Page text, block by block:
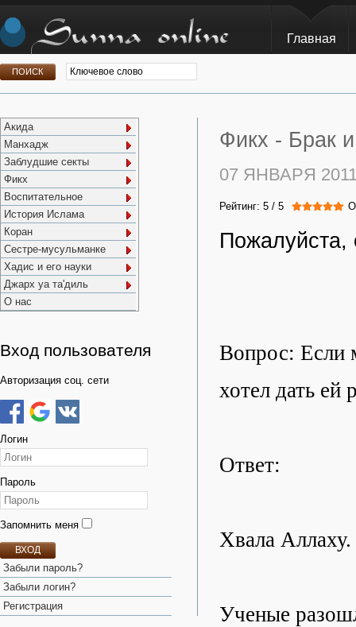
Главная
Акида
Манхадж
Заблудшие секты
Фикх
Воспитательное
История Ислама
Коран
Сестре-мусульманке
Хадис и его науки
Джарх уа та'диль
О нас
Вход пользователя
Авторизация соц. сети
Логин
Пароль
Запомнить меня
ВХОД
Забыли пароль?
Забыли логин?
Регистрация
Фикх - Брак
07 ЯНВАРЯ
Рейтинг: 5 / 5
Пожалуйста,
Вопрос: Если
хотел дать ей
Ответ:
Хвала Аллаху.
Ученые